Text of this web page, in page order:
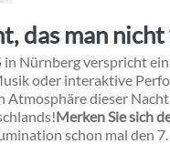
das man
Nürnberg verspricht
oder interaktive
Atmosphäre dieser
Merken Sie sich
schon mal den